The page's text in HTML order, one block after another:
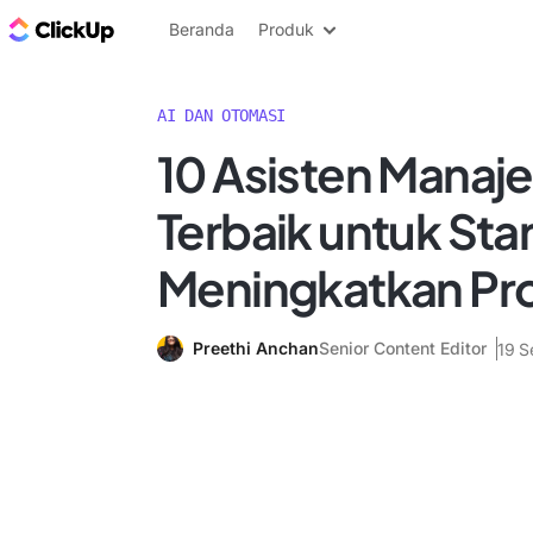
Blog ClickUp
Beranda Produk
AI DAN OTOMASI
10 Asisten
Terbaik untuk
Meningkatkan
Preethi AnchanSenior Content Editor 19